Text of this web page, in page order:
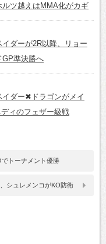
ツ越えはMMA化がカギ
イダーが2R以降、リョー
GP準決勝へ
ダー✖ドラゴンがメイ
ィのフェザー級戦
でトーナメント優勝
シュレメンコがKO防衛